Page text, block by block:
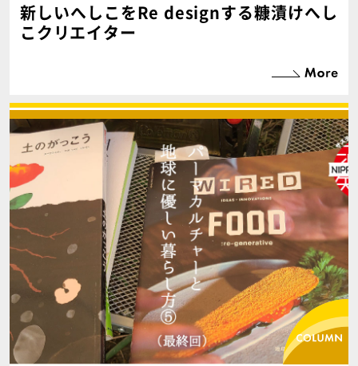
新しいへしこをRe designする糠漬けへし
こクリエイター